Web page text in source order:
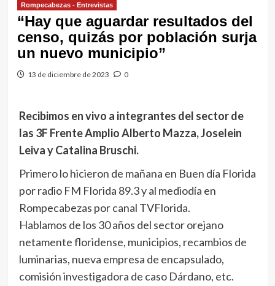
Rompecabezas - Entrevistas
“Hay que aguardar resultados del
censo, quizás por población surja
un nuevo municipio”
13 de diciembre de 2023 0
Recibimos en vivo a integrantes del sector de
las 3F Frente Amplio Alberto Mazza, Joselein
Leiva y Catalina Bruschi.
Primero lo hicieron de mañana en Buen día Florida
por radio FM Florida 89.3 y al mediodía en
Rompecabezas por canal TVFlorida.
Hablamos de los 30 años del sector orejano
netamente floridense, municipios, recambios de
luminarias, nueva empresa de encapsulado,
comisión investigadora de caso Dárdano, etc.